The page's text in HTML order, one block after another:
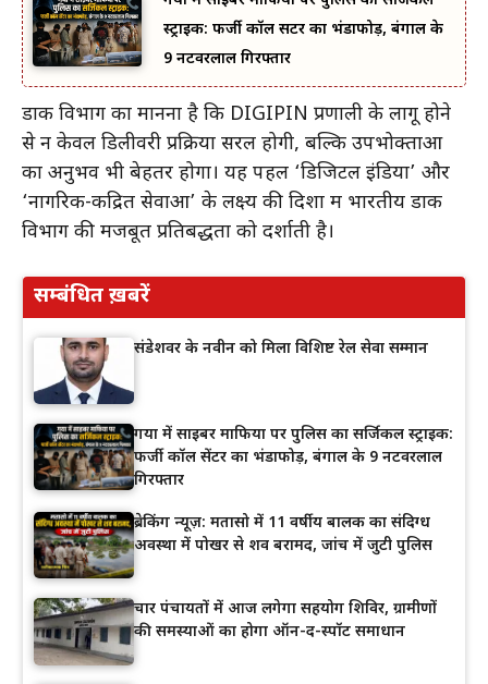
स्ट्राइक: फर्जी कॉल सेंटर का भंडाफोड़, बंगाल के
9 नटवरलाल गिरफ्तार
डाक विभाग का मानना है कि DIGIPIN प्रणाली के लागू होने
से न केवल डिलीवरी प्रक्रिया सरल होगी, बल्कि उपभोक्ताओं
का अनुभव भी बेहतर होगा। यह पहल ‘डिजिटल इंडिया’ और
‘नागरिक-केंद्रित सेवाओं’ के लक्ष्य की दिशा में भारतीय डाक
विभाग की मजबूत प्रतिबद्धता को दर्शाती है।
सम्बंधित ख़बरें
संडेशवर के नवीन को मिला विशिष्ट रेल सेवा सम्मान
गया में साइबर माफिया पर पुलिस का सर्जिकल स्ट्राइक:
फर्जी कॉल सेंटर का भंडाफोड़, बंगाल के 9 नटवरलाल
गिरफ्तार
ब्रेकिंग न्यूज़: मतासो में 11 वर्षीय बालक का संदिग्ध
अवस्था में पोखर से शव बरामद, जांच में जुटी पुलिस
चार पंचायतों में आज लगेगा सहयोग शिविर, ग्रामीणों
की समस्याओं का होगा ऑन-द-स्पॉट समाधान